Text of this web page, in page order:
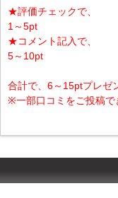
★評価チェックで、
1～5pt
★コメント記入で、
5～10pt
合計で、6～15ptプレゼ
※一部口コミをご投稿で